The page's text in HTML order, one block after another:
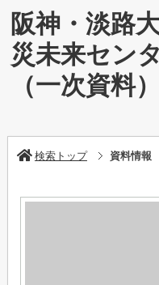
阪神・淡路
災未来セン
（一次資料
検索トップ 資料情報